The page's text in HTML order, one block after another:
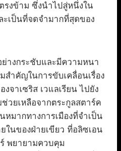
รงข้าม ซึ่งนำไปสู่หนึ่งใน
เป็นที่จดจำมากที่สุดของ
างกระชับและมีความหนา
ำคัญในการขับเคลื่อนเรื่อง
จาเซริส เวแลเรียน ไปยัง
วยเหลือจากตระกูลสตาร์ค
หมากทางการเมืองที่จำเป็น
ในของฝ่ายเขียว ที่อลิซเอน
พยายามควบคุม